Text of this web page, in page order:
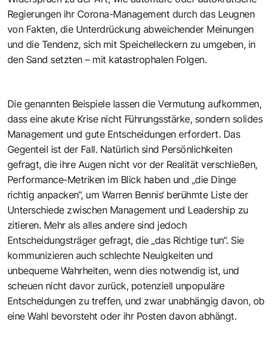
Regierungen ihr Corona-Management durch das Leugnen
von Fakten, die Unterdrückung abweichender Meinungen
und die Tendenz, sich mit Speichelleckern zu umgeben, in
den Sand setzten – mit katastrophalen Folgen.
Die genannten Beispiele lassen die Vermutung aufkommen,
dass eine akute Krise nicht Führungsstärke, sondern solides
Management und gute Entscheidungen erfordert. Das
Gegenteil ist der Fall. Natürlich sind Persönlichkeiten
gefragt, die ihre Augen nicht vor der Realität verschließen,
Performance-Metriken im Blick haben und „die Dinge
richtig anpacken“, um Warren Bennis‘ berühmte Liste der
Unterschiede zwischen Management und Leadership zu
zitieren. Mehr als alles andere sind jedoch
Entscheidungsträger gefragt, die „das Richtige tun“. Sie
kommunizieren auch schlechte Neuigkeiten und
unbequeme Wahrheiten, wenn dies notwendig ist, und
scheuen nicht davor zurück, potenziell unpopuläre
Entscheidungen zu treffen, und zwar unabhängig davon, ob
eine Wahl bevorsteht oder ihr Posten davon abhängt.